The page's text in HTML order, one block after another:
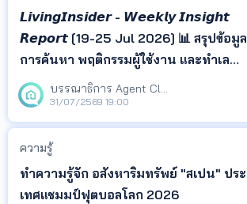
𝙇𝙞𝙫𝙞𝙣𝙜𝙄𝙣𝙨𝙞𝙙𝙚𝙧 - 𝙒𝙚𝙚𝙠𝙡𝙮 𝙄𝙣𝙨𝙞𝙜𝙝𝙩
𝙍𝙚𝙥𝙤𝙧𝙩 [19-25 Jul 2026] 📊 สรุปข้อมูล
การค้นหา พฤติกรรมผู้ใช้งาน และทำเล
ยอดนิยม จาก LivingInsider พร้อม
Insight ที่สะท้อนความสนใจของผู้ค้นหา
เพื่อช่วยให้เจ้าของอสังหาฯ เอเจนต์ และ
นักลงทุน ติดตามทิศทางตลาด และนำ
ข้อมูลไปวางแผนกา
บรรณาธิการ Agent Club
31/07/2569 19:00
ความรู้
ทำความรู้จัก อสังหาริมทรัพย์ "สเปน" ประ
เทศแชมมป์ฟุตบอลโลก 2026